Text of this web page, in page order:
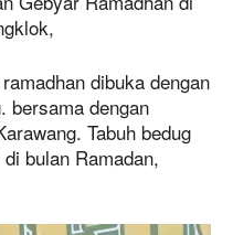
dibuka dengan
bersama dengan
Tabuh bedug
bulan Ramadan,